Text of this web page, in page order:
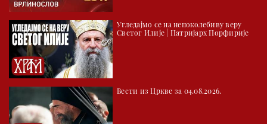
Угледајмо се на непоколебиву веру
Светог Илије | Патријарх Порфирије
Вести из Цркве за 04.08.2026.